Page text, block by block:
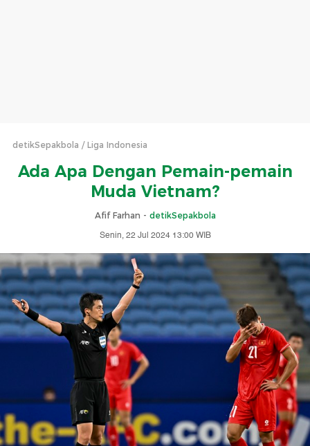
detikSepakbola Liga Indonesia
Ada Apa Dengan Pemain-pemain
Muda Vietnam?
Afif Farhan - detikSepakbola
Senin, 22 Jul 2024 13:00 WIB